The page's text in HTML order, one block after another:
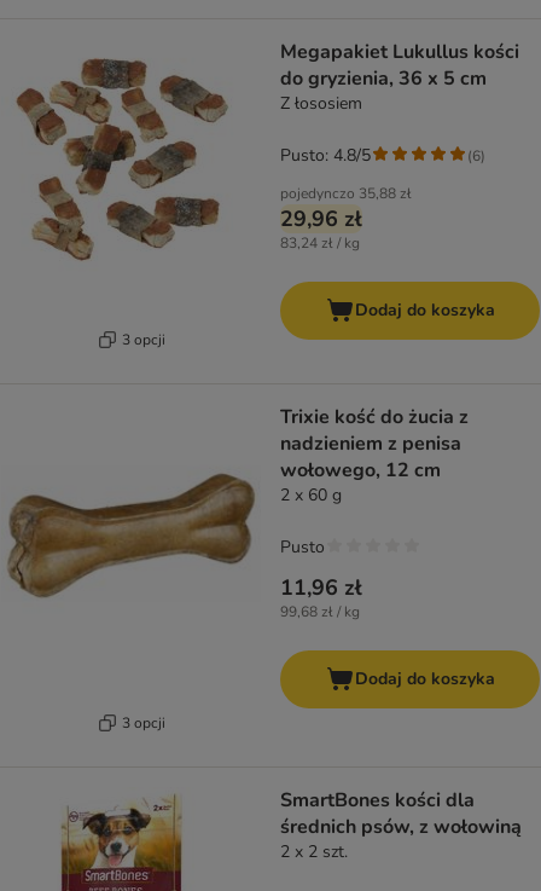
3 opcji
Megapakiet Lukullus kości
do gryzienia, 36 x 5 cm
Z łososiem
pojedynczo 35,88 zł
29,96 zł
83,24 zł / kg
Pusto: 4.8/5 (6)
Dodaj do koszyka
3 opcji
Trixie kość do żucia z
nadzieniem z penisa
wołowego, 12 cm
2 x 60 g
11,96 zł
99,68 zł / kg
Pusto
Dodaj do koszyka
SmartBones kości dla
średnich psów, z wołowiną
2 x 2 szt.